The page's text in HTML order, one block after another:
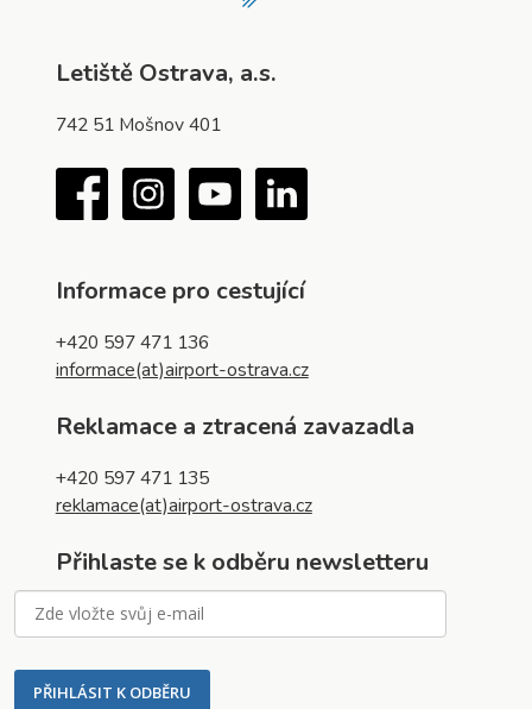
Letiště Ostrava, a.s.
742 51 Mošnov 401
FacebookInstagramYouTubeLinkedIn
Informace pro cestující
+420 597 471 136
informace(at)airport-ostrava.cz
Reklamace a ztracená zavazadla
+420 597 471 135
reklamace(at)airport-ostrava.cz
Přihlaste se k odběru newsletteru
PŘIHLÁSIT K ODBĚRU